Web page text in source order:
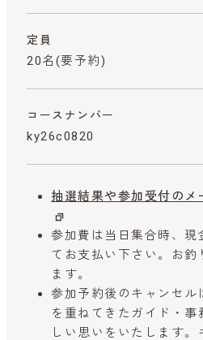
定員
20名(要予約)
コースナンバー
ky26c0820
抽選結果や参加受付のメ
参加費は当日集合時、現
てお支払い下さい。お釣
ます。
参加予約後のキャンセル
を重ねてきたガイド・
しい思いをいたします。